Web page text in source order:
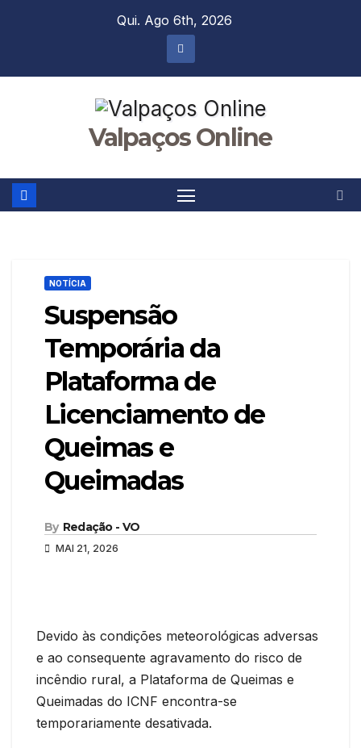
Qui. Ago 6th, 2026
Valpaços Online
NOTÍCIA
Suspensão
Temporária da
Plataforma de
Licenciamento de
Queimas e
Queimadas
By Redação - VO
MAI 21, 2026
Devido às condições meteorológicas adversas
e ao consequente agravamento do risco de
incêndio rural, a Plataforma de Queimas e
Queimadas do ICNF encontra-se
temporariamente desativada.